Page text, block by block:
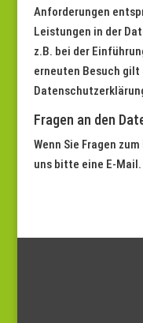
Anforderungen
Leistungen in der
z.B. bei der
erneuten Besuch gilt
Fragen an den
Wenn Sie Fragen
uns bitte eine E-Mail.